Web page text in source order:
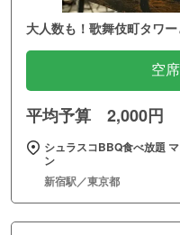
大人数も！歌舞伎町タワ
空
平均予算 2,000円
シュラスコBBQ食べ放題
ン
新宿駅／東京都